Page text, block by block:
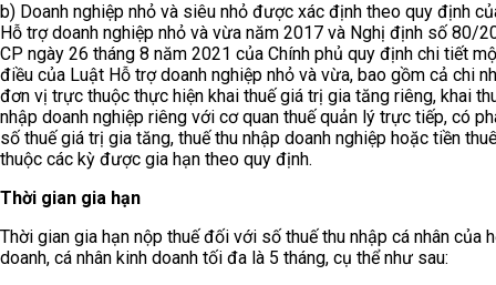
b) Doanh nghiệp nhỏ và siêu nhỏ được xác định theo quy định
Hỗ trợ doanh nghiệp nhỏ và vừa năm 2017 và Nghị định số 80/
CP ngày 26 tháng 8 năm 2021 của Chính phủ quy định chi tiết
điều của Luật Hỗ trợ doanh nghiệp nhỏ và vừa, bao gồm cả chi
đơn vị trực thuộc thực hiện khai thuế giá trị gia tăng riêng, khai
nhập doanh nghiệp riêng với cơ quan thuế quản lý trực tiếp, có
số thuế giá trị gia tăng, thuế thu nhập doanh nghiệp hoặc tiền
thuộc các kỳ được gia hạn theo quy định.
Thời gian gia hạn
Thời gian gia hạn nộp thuế đối với số thuế thu nhập cá nhân của
doanh, cá nhân kinh doanh tối đa là 5 tháng, cụ thể như sau: